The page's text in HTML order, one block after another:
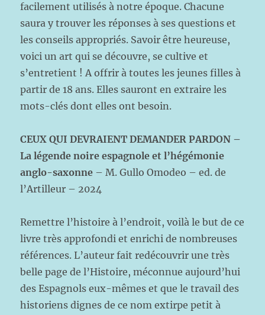
facilement utilisés à notre époque. Chacune
saura y trouver les réponses à ses questions et
les conseils appropriés. Savoir être heureuse,
voici un art qui se découvre, se cultive et
s’entretient ! A offrir à toutes les jeunes filles à
partir de 18 ans. Elles sauront en extraire les
mots-clés dont elles ont besoin.
CEUX QUI DEVRAIENT DEMANDER PARDON –
La légende noire espagnole et l’hégémonie
anglo-saxonne – M. Gullo Omodeo – ed. de
l’Artilleur – 2024
Remettre l’histoire à l’endroit, voilà le but de ce
livre très approfondi et enrichi de nombreuses
références. L’auteur fait redécouvrir une très
belle page de l’Histoire, méconnue aujourd’hui
des Espagnols eux-mêmes et que le travail des
historiens dignes de ce nom extirpe petit à